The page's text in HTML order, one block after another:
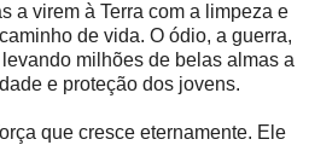
a virem à Terra com a limpeza e
de vida. O ódio, a guerra,
milhões de belas almas a
e proteção dos jovens.
que cresce eternamente. Ele